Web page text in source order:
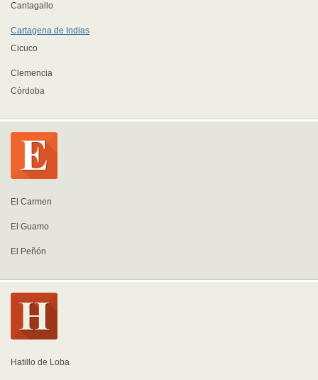
Cantagallo
Cartagena de Indias
Cicuco
Clemencia
Córdoba
El Carmen
El Guamo
El Peñón
Hatillo de Loba